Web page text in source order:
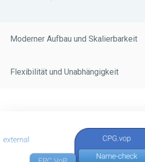
Moderner Aufbau und Skalierbarkeit
Flexibilität und Unabhängigkeit